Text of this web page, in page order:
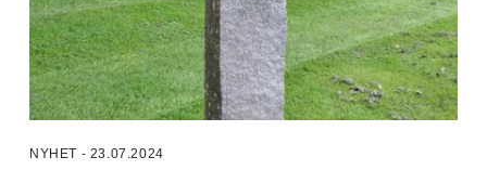
NYHET - 23.07.2024